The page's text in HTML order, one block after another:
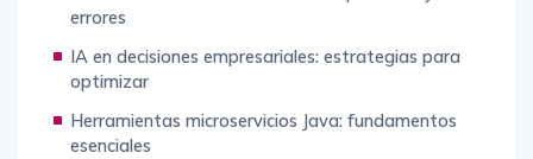
errores
IA en decisiones empresariales: estrategias para
optimizar
Herramientas microservicios Java: fundamentos
esenciales